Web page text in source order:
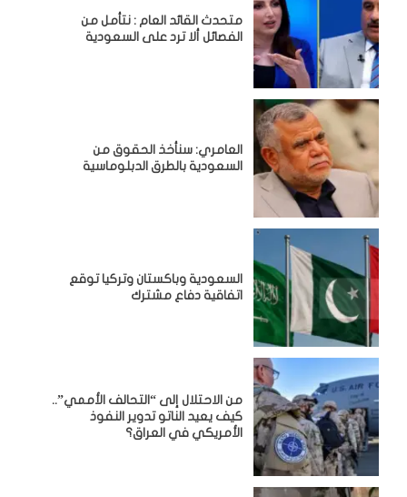
متحدث القائد العام : نتأمل من
الفصائل ألا ترد على السعودية
العامري: سنأخذ الحقوق من
السعودية بالطرق الدبلوماسية
السعودية وباكستان وتركيا توقع
اتفاقية دفاع مشترك
من الاحتلال إلى “التحالف الأممي”..
كيف يعيد الناتو تدوير النفوذ
الأمريكي في العراق؟